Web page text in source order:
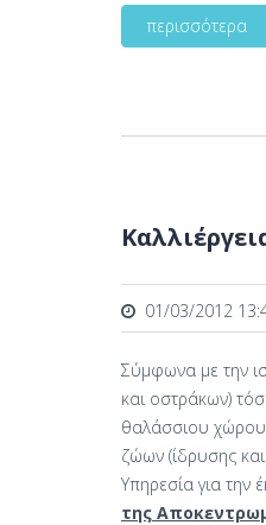
περισσότερα
01/03/2012
Σύμφωνα με την
και οστράκων)
θαλάσσιου χώρου
ζώων (ίδρυσης
Υπηρεσία για
της